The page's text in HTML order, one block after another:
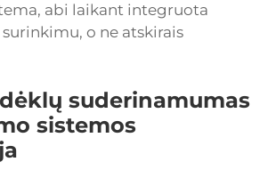
abi laikant integruota
o ne atskirais
suderinamumas
sistemos